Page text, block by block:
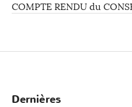
COMPTE RENDU du
Dernières